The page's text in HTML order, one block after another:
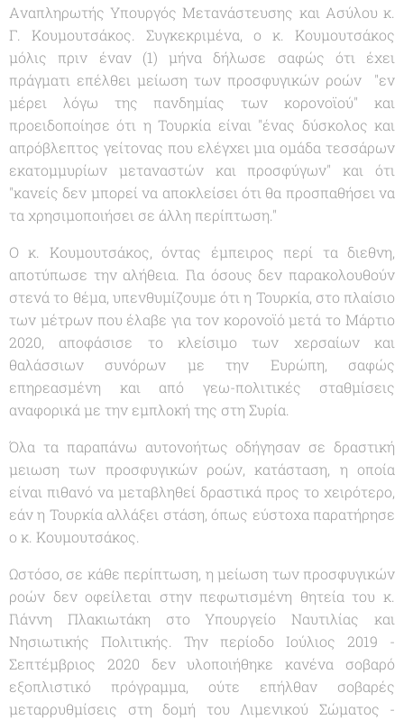
Aναπληρωτής Υπουργός Mετανάστευσης και Ασύλου κ.
Γ. Κουμουτσάκος. Συγκεκριμένα, ο κ. Κουμουτσάκος
μόλις πριν έναν (1) μήνα δήλωσε σαφώς ότι έχει
πράγματι επέλθει μείωση των προσφυγικών ροών "εν
μέρει λόγω της πανδημίας των κορονοϊού" και
προειδοποίησε ότι η Τουρκία είναι "ένας δύσκολος και
απρόβλεπτος γείτονας που ελέγχει μια ομάδα τεσσάρων
εκατομμυρίων μεταναστών και προσφύγων" και ότι
"κανείς δεν μπορεί να αποκλείσει ότι θα προσπαθήσει να
τα χρησιμοποιήσει σε άλλη περίπτωση."
O κ. Κουμουτσάκος, όντας έμπειρος περί τα διεθνη,
αποτύπωσε την αλήθεια. Για όσους δεν παρακολουθούν
στενά το θέμα, υπενθυμίζουμε ότι η Τουρκία, στο πλαίσιο
των μέτρων που έλαβε για τον κορονοϊό μετά το Μάρτιο
2020, αποφάσισε το κλείσιμο των χερσαίων και
θαλάσσιων συνόρων με την Ευρώπη, σαφώς
επηρεασμένη και από γεω-πολιτικές σταθμίσεις
αναφορικά με την εμπλοκή της στη Συρία.
Όλα τα παραπάνω αυτονοήτως οδήγησαν σε δραστική
μειωση των προσφυγικών ροών, κατάσταση, η οποία
είναι πιθανό να μεταβληθεί δραστικά προς το χειρότερο,
εάν η Τουρκία αλλάξει στάση, όπως εύστοχα παρατήρησε
ο κ. Κουμουτσάκος.
Ωστόσο, σε κάθε περίπτωση, η μείωση των προσφυγικών
ροών δεν οφείλεται στην πεφωτισμένη θητεία του κ.
Γιάννη Πλακιωτάκη στο Υπουργείο Ναυτιλίας και
Νησιωτικής Πολιτικής. Την περίοδο Ιούλιος 2019 -
Σεπτέμβριος 2020 δεν υλοποιήθηκε κανένα σοβαρό
εξοπλιστικό πρόγραμμα, ούτε επήλθαν σοβαρές
μεταρρυθμίσεις στη δομή του Λιμενικού Σώματος -